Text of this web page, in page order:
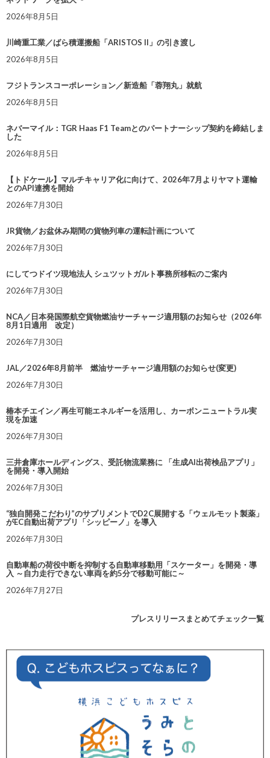
2026年8月5日
川崎重工業／ばら積運搬船「ARISTOS II」の引き渡し
2026年8月5日
フジトランスコーポレーション／新造船「蓉翔丸」就航
2026年8月5日
ネバーマイル：TGR Haas F1 Teamとのパートナーシップ契約を締結しま
した
2026年8月5日
【トドケール】マルチキャリア化に向けて、2026年7月よりヤマト運輸
とのAPI連携を開始
2026年7月30日
JR貨物／お盆休み期間の貨物列車の運転計画について
2026年7月30日
にしてつドイツ現地法人 シュツットガルト事務所移転のご案内
2026年7月30日
NCA／日本発国際航空貨物燃油サーチャージ適用額のお知らせ（2026年
8月1日適用 改定）
2026年7月30日
JAL／2026年8月前半 燃油サーチャージ適用額のお知らせ(変更)
2026年7月30日
椿本チエイン／再生可能エネルギーを活用し、カーボンニュートラル実
現を加速
2026年7月30日
三井倉庫ホールディングス、受託物流業務に 「生成AI出荷検品アプリ」
を開発・導入開始
2026年7月30日
“独自開発こだわり”のサプリメントでD2C展開する「ウェルモット製薬」
がEC自動出荷アプリ「シッピーノ」を導入
2026年7月30日
自動車船の荷役中断を抑制する自動車移動用「スケーター」を開発・導
入 ～自力走行できない車両を約5分で移動可能に～
2026年7月27日
プレスリリースまとめてチェック一覧